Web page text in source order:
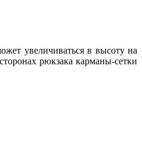
увеличиваться в высоту на
рюкзака карманы-сетки